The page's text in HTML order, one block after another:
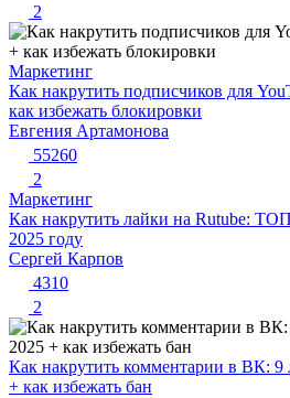
2
Маркетинг
Как накрутить подписчиков для
как избежать блокировки
Евгения Артамонова
55260
2
Маркетинг
Как накрутить лайки на Rutube:
2025 году
Сергей Карпов
4310
2
Как накрутить комментарии в ВК: 9
+ как избежать бан